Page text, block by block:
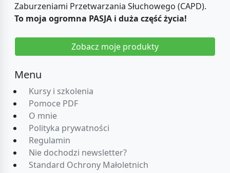
Zaburzeniami Przetwarzania Słuchowego (CAPD).
To moja ogromna PASJA i duża część życia!
Zobacz moje produkty
Menu
Kursy i szkolenia
Pomoce PDF
O mnie
Polityka prywatności
Regulamin
Nie dochodzi newsletter?
Standard Ochrony Małoletnich